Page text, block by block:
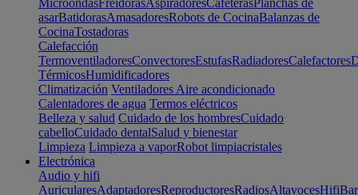
MicroondasFreidorasAspiradoresCafeterasPlanchas de
asarBatidorasAmasadoresRobots de CocinaBalanzas de
CocinaTostadoras
Calefacción
TermoventiladoresConvectoresEstufasRadiadoresCalefactores
TérmicosHumidificadores
Climatización Ventiladores Aire acondicionado
Calentadores de agua Termos eléctricos
Belleza y salud Cuidado de los hombresCuidado
cabelloCuidado dentalSalud y bienestar
Limpieza Limpieza a vaporRobot limpiacristales
Electrónica
Audio y hifi
AuricularesAdaptadoresReproductoresRadiosAltavocesHifi